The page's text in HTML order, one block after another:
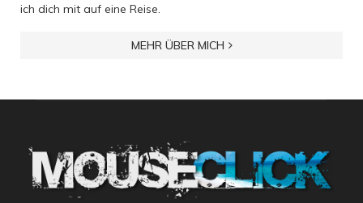
ich dich mit auf eine Reise.
MEHR ÜBER MICH